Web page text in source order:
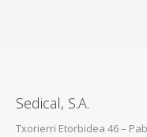
Sedical, S.A.
Txorierri Etorbidea 46 –